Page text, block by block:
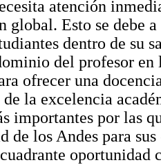
atención
global. Esto se debe
dentro de su
del profesor en
ofrecer una
la excelencia
importantes por las
de los Andes para